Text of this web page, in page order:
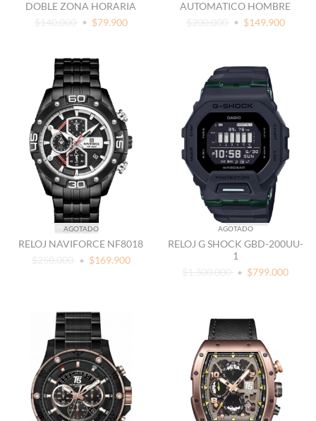
DOBLE ZONA HORARIA
$140.000
$79.900
AUTOMATICO HOMBRE
$200.000
$149.900
AGOTADO
RELOJ NAVIFORCE NF8018
$250.000
$169.900
AGOTADO
RELOJ G SHOCK GBD-200UU-
1
$1.300.000
$799.000